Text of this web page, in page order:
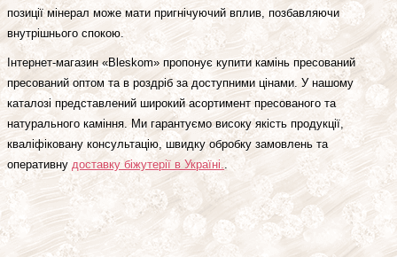
позиції мінерал може мати пригнічуючий вплив, позбавляючи
внутрішнього спокою.
Інтернет-магазин «Bleskom» пропонує купити камінь пресований
пресований оптом та в роздріб за доступними цінами. У нашому
каталозі представлений широкий асортимент пресованого та
натурального каміння. Ми гарантуємо високу якість продукції,
кваліфіковану консультацію, швидку обробку замовлень та
оперативну доставку біжутерії в Україні..